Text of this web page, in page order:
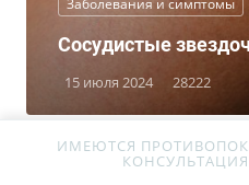
Заболевания и симптомы
15 июля 2024 28222
Сосудистые
ИМЕЮТСЯ